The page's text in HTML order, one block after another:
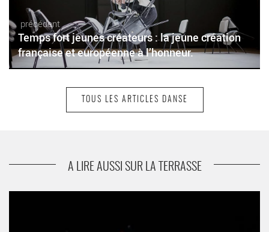
précédent
Temps fort jeunes créateurs : la jeune création
française et européenne à l’honneur.
mythiques
TOUS LES ARTICLES DANSE
A LIRE AUSSI SUR LA TERRASSE